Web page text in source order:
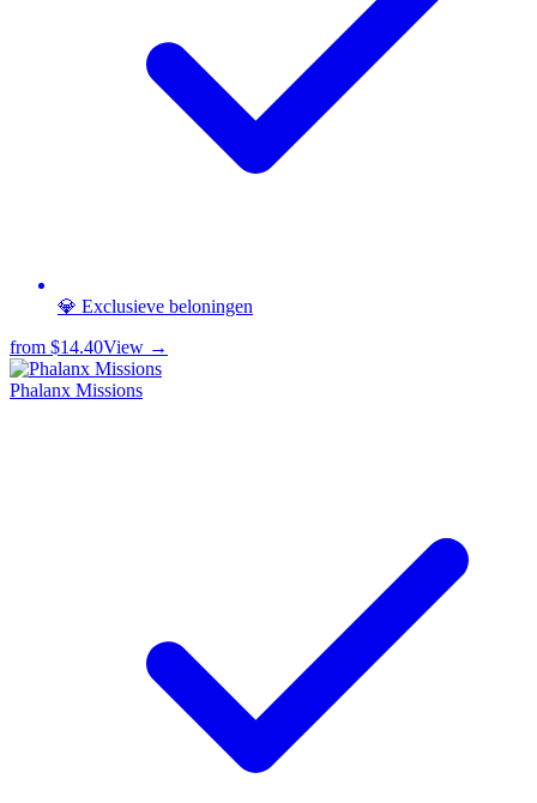
💎 Exclusieve beloningen
from $14.40View →
Phalanx Missions